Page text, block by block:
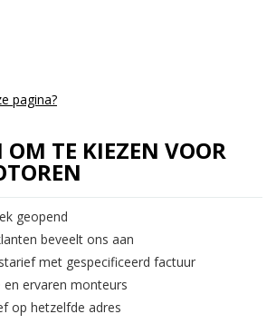
voor een proefrit!
pagina?
OM TE KIEZEN VOOR
geopend
beveelt ons aan
met gespecificeerd factuur
en ervaren monteurs
op hetzelfde adres